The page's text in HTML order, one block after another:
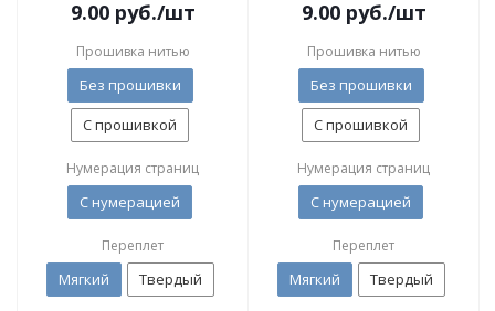
9.00руб./шт
Прошивка нитью
Без прошивки
С прошивкой
Нумерация страниц
С нумерацией
Переплет
Мягкий Твердый
9.00руб./шт
Прошивка нитью
Без прошивки
С прошивкой
Нумерация страниц
С нумерацией
Переплет
Мягкий Твердый